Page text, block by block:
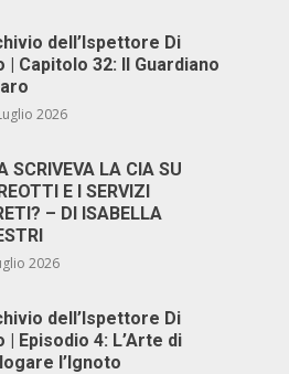
dell’Ispettore Di
| Capitolo 32: Il Guardiano
2026
SCRIVEVA LA CIA SU
E I SERVIZI
– DI ISABELLA
2026
dell’Ispettore Di
| Episodio 4: L’Arte di
l’Ignoto